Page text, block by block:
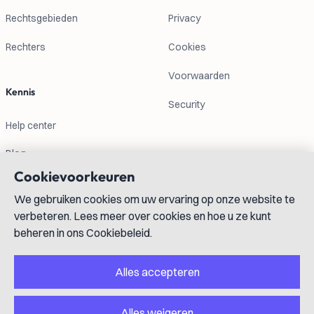
Rechtsgebieden
Rechters
Kennis
Help center
Blog
Privacy
Cookies
Voorwaarden
Security
Contactgegevens
info@lexboost.com
Cookievoorkeuren
We gebruiken cookies om uw ervaring op onze website te
verbeteren. Lees meer over cookies en hoe u ze kunt
beheren in ons Cookiebeleid.
Alles accepteren